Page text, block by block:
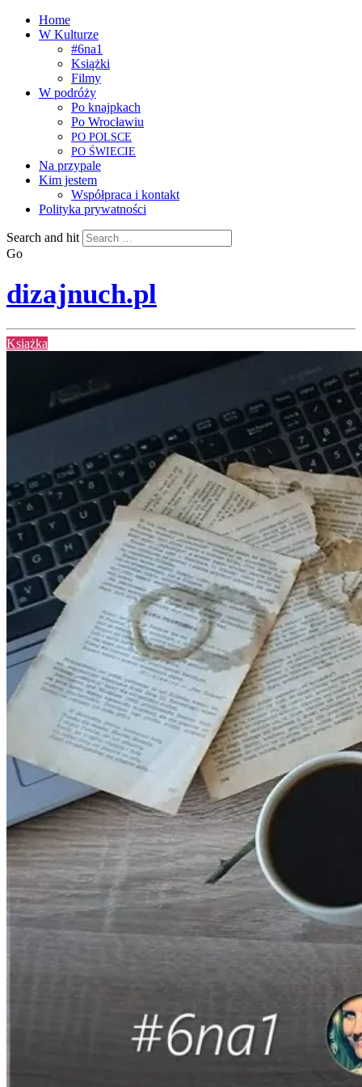
Home
W Kulturze
#6na1
Książki
Filmy
W podróży
Po knajpkach
Po Wrocławiu
PO POLSCE
PO ŚWIECIE
Na przypale
Kim jestem
Współpraca i kontakt
Polityka prywatności
Search and hit
Go
dizajnuch.pl
Książka